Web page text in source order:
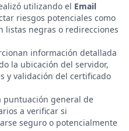
utilizando el Email
riesgos potenciales como
listas negras o redirecciones
información detallada
la ubicación del servidor,
y validación del certificado
puntuación general de
a verificar si
seguro o potencialmente